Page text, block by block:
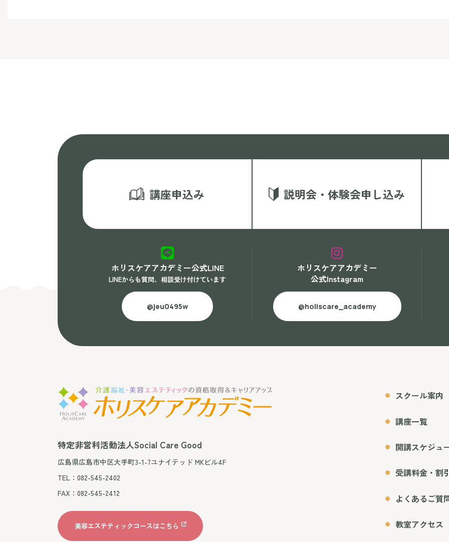
講座申込み 説明会・体験会申し込み
ホリスケアアカデミー公式LINE
LINEからも質問、相談受け付けています
@jeu0495w
ホリスケアアカデミー
公式Instagram
@holiscare_academy
特定非営利活動法人Social Care Good
広島県広島市中区大手町3-1-7ユナイテッド MKビル4F
TEL：082-545-2402
FAX：082-545-2412
美容エステティックコースはこちら
スクール案内
講座一覧
開講スケジュ
受講料金・割
よくあるご質
教室アクセス